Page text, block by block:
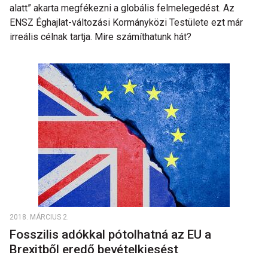
alatt” akarta megfékezni a globális felmelegedést. Az
ENSZ Éghajlat-változási Kormányközi Testülete ezt már
irreális célnak tartja. Mire számíthatunk hát?
2018. MÁRCIUS 2.
Fosszilis adókkal pótolhatná az EU a
Brexitből eredő bevételkiesést